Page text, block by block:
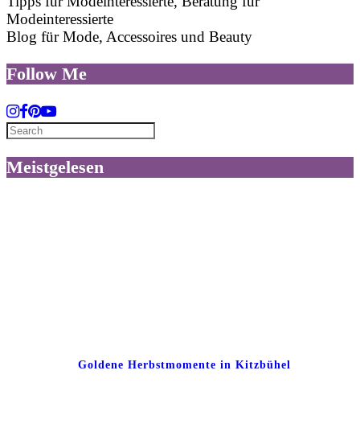
Modeinteressierte
Blog für Mode, Accessoires und Beauty
Follow Me
Meistgelesen
Goldene Herbstmomente in Kitzbühel